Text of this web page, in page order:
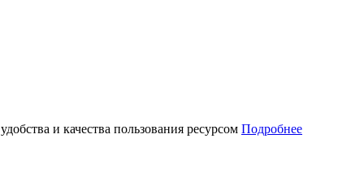
и качества пользования ресурсом Подробнее